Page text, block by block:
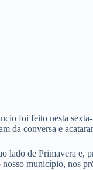
foi feito nesta
da conversa e
lado de Primavera e,
município, nos